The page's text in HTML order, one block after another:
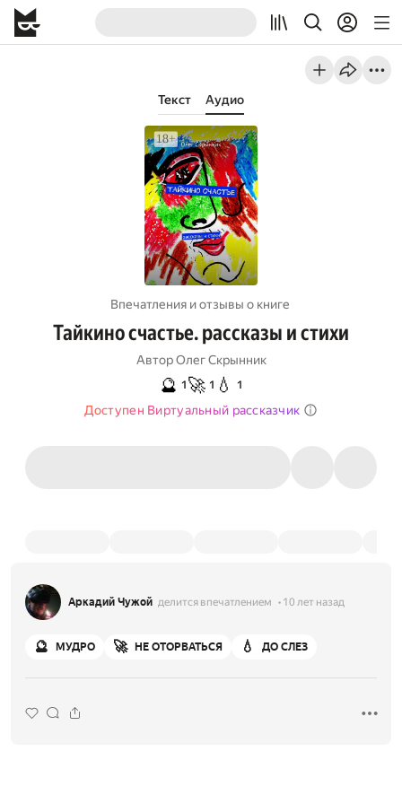
Текст Аудио
Впечатления и отзывы о книге
Тайкино счастье. рассказы и стихи
Автор Олег Скрынник
🔮 1 🚀 1 💧 1
Доступен Виртуальный рассказчик
Аркадий Чужой делится впечатлением 10 лет назад
🔮 МУДРО 🚀 НЕ ОТОРВАТЬСЯ 💧 ДО СЛЕЗ